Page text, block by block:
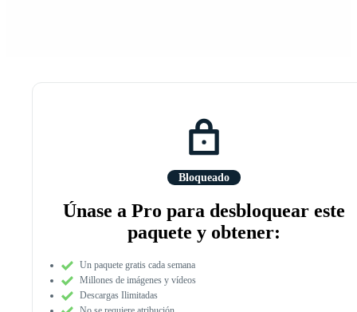
Bloqueado
Únase a Pro para desbloquear este
paquete y obtener:
Un paquete gratis cada semana
Millones de imágenes y vídeos
Descargas Ilimitadas